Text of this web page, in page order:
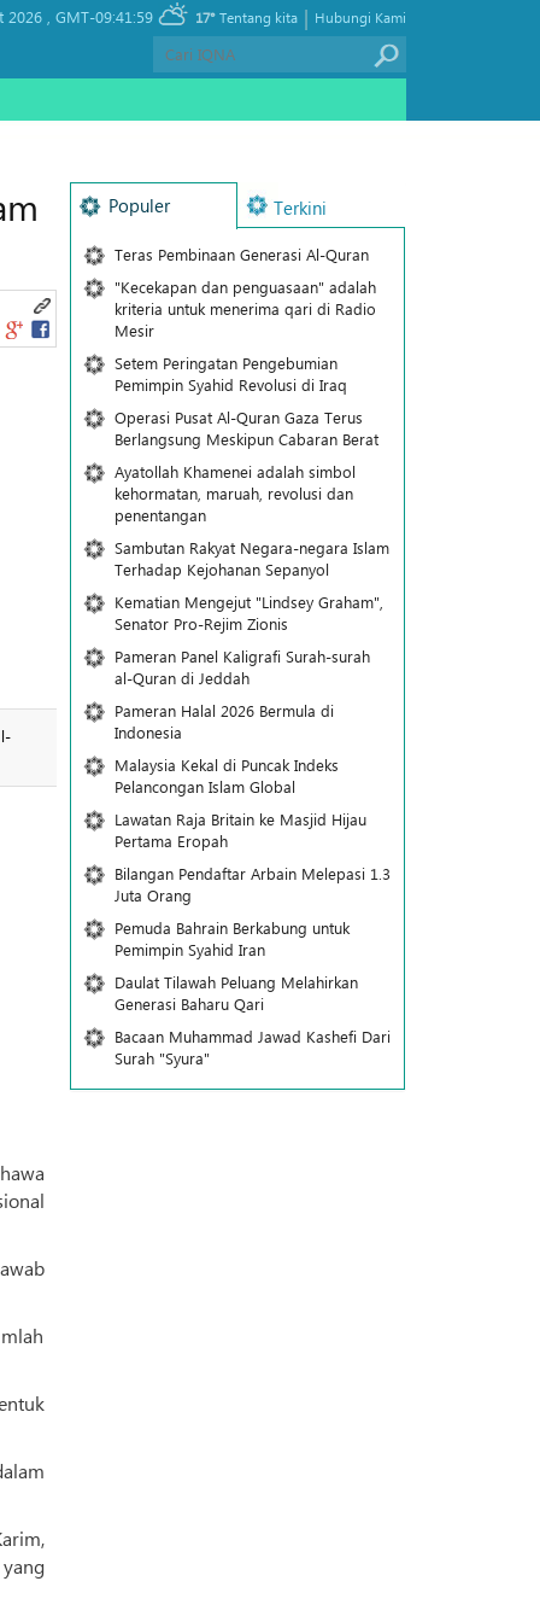
, GMT-09:41:59 17° Hubungi Kami
|
Tentang kita
Populer Terkini
Teras Pembinaan Generasi Al-Quran
"Kecekapan dan penguasaan" adalah
kriteria untuk menerima qari di Radio
Mesir
Setem Peringatan Pengebumian
Pemimpin Syahid Revolusi di Iraq
Operasi Pusat Al-Quran Gaza Terus
Berlangsung Meskipun Cabaran Berat
Ayatollah Khamenei adalah simbol
kehormatan, maruah, revolusi dan
penentangan
Sambutan Rakyat Negara-negara Islam
Terhadap Kejohanan Sepanyol
Kematian Mengejut "Lindsey Graham",
Senator Pro-Rejim Zionis
Pameran Panel Kaligrafi Surah-surah
al-Quran di Jeddah
Pameran Halal 2026 Bermula di
Indonesia
Malaysia Kekal di Puncak Indeks
Pelancongan Islam Global
Lawatan Raja Britain ke Masjid Hijau
Pertama Eropah
Bilangan Pendaftar Arbain Melepasi 1.3
Juta Orang
Pemuda Bahrain Berkabung untuk
Pemimpin Syahid Iran
Daulat Tilawah Peluang Melahirkan
Generasi Baharu Qari
Bacaan Muhammad Jawad Kashefi Dari
Surah "Syura"